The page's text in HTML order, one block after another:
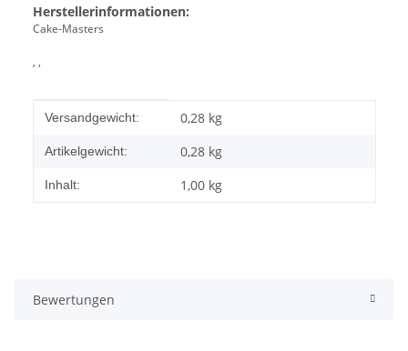
Herstellerinformationen:
Cake-Masters
, ,
Produkteigenschaft
Wert
Versandgewicht: 0,28 kg
Artikelgewicht: 0,28 kg
Inhalt: 1,00 kg
Bewertungen